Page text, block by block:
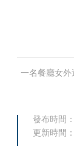
一名餐廳女
發布時間：
更新時間：